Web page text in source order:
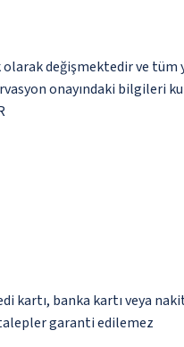
değişmektedir ve
onayındaki bilgileri
kartı, banka kartı veya
garanti edilemez